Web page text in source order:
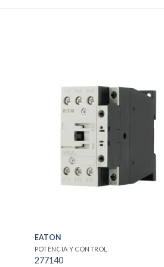
EATON
POTENCIA Y CONTROL
277140